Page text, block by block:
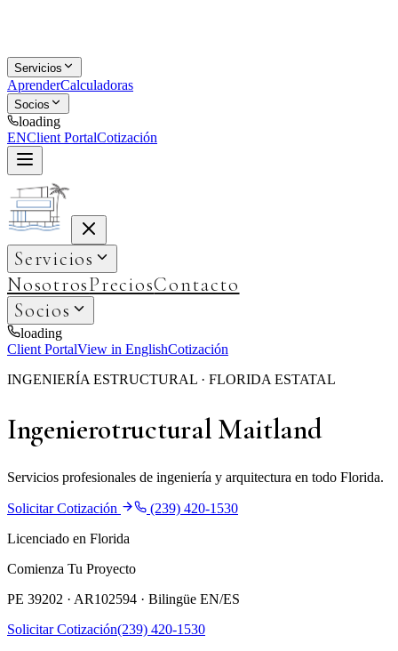
Servicios
AprenderCalculadoras
Socios
loading
ENClient PortalCotización
Servicios
NosotrosPreciosContacto
Socios
loading
Client PortalView in EnglishCotización
INGENIERÍA ESTRUCTURAL · FLORIDA ESTATAL
Ingenierotructural Maitland
Servicios profesionales de ingeniería y arquitectura en todo Florida.
Solicitar Cotización
(239) 420-1530
Licenciado en Florida
Comienza Tu Proyecto
PE 39202 · AR102594 · Bilingüe EN/ES
Solicitar Cotización(239) 420-1530